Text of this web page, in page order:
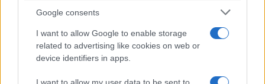
Google consents
I want to allow Google to enable storage
related to advertising like cookies on web or
device identifiers in apps.
Moda
look perfetto per l’estate: